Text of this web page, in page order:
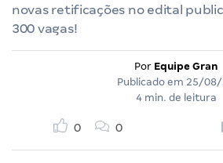
novas retificações no edital
300 vagas!
Por Equipe Gran
Publicado em 25/08/
4 min. de leitura
0 0